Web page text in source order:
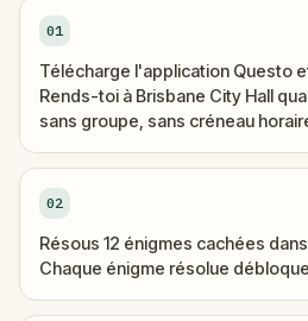
01
Télécharge l'application Questo
Rends-toi à Brisbane City Hall
sans groupe, sans créneau
02
Résous 12 énigmes cachées
Chaque énigme résolue